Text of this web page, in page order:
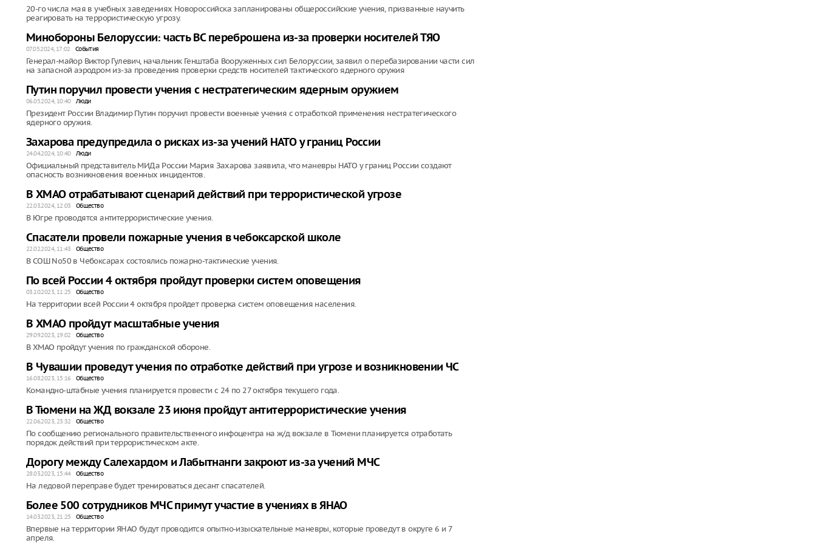
20-го числа мая в учебных заведениях Новороссийска запланированы общероссийские учения, призванные научить
реагировать на террористическую угрозу.
Минобороны Белоруссии: часть ВС переброшена из-за проверки носителей ТЯО
07.05.2024, 17:02 События
Генерал-майор Виктор Гулевич, начальник Генштаба Вооруженных сил Белоруссии, заявил о перебазировании части сил
на запасной аэродром из-за проведения проверки средств носителей тактического ядерного оружия
Путин поручил провести учения с нестратегическим ядерным оружием
06.05.2024, 10:40 Люди
Президент России Владимир Путин поручил провести военные учения с отработкой применения нестратегического
ядерного оружия.
Захарова предупредила о рисках из-за учений НАТО у границ России
24.04.2024, 10:40 Люди
Официальный представитель МИДа России Мария Захарова заявила, что маневры НАТО у границ России создают
опасность возникновения военных инцидентов.
В ХМАО отрабатывают сценарий действий при террористической угрозе
22.03.2024, 12:03 Общество
В Югре проводятся антитеррористические учения.
Спасатели провели пожарные учения в чебоксарской школе
22.02.2024, 11:43 Общество
В СОШ No50 в Чебоксарах состоялись пожарно-тактические учения.
По всей России 4 октября пройдут проверки систем оповещения
03.10.2023, 11:25 Общество
На территории всей России 4 октября пройдет проверка систем оповещения населения.
В ХМАО пройдут масштабные учения
29.09.2023, 19:02 Общество
В ХМАО пройдут учения по гражданской обороне.
В Чувашии проведут учения по отработке действий при угрозе и возникновении ЧС
16.08.2023, 15:16 Общество
Командно-штабные учения планируется провести с 24 по 27 октября текущего года.
В Тюмени на ЖД вокзале 23 июня пройдут антитеррористические учения
22.06.2023, 23:32 Общество
По сообщению регионального правительственного инфоцентра на ж/д вокзале в Тюмени планируется отработать
порядок действий при террористическом акте.
Дорогу между Салехардом и Лабытнанги закроют из-за учений МЧС
28.03.2023, 15:44 Общество
На ледовой переправе будет тренироваться десант спасателей.
Более 500 сотрудников МЧС примут участие в учениях в ЯНАО
14.03.2023, 21:25 Общество
Впервые на территории ЯНАО будут проводится опытно-изыскательные маневры, которые проведут в округе 6 и 7
апреля.